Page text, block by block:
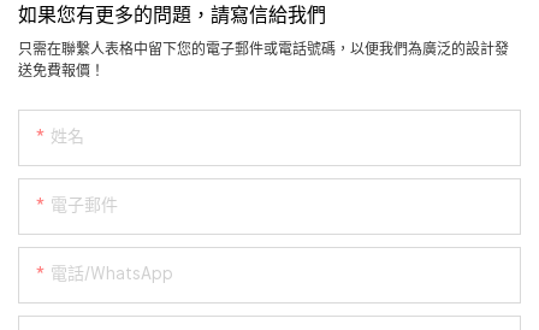
如果您有更多的問題，請寫信給我們
只需在聯繫人表格中留下您的電子郵件或電話號碼，以便我們為廣泛的設計發
送免費報價！
姓名
電子郵件
電話/WhatsApp